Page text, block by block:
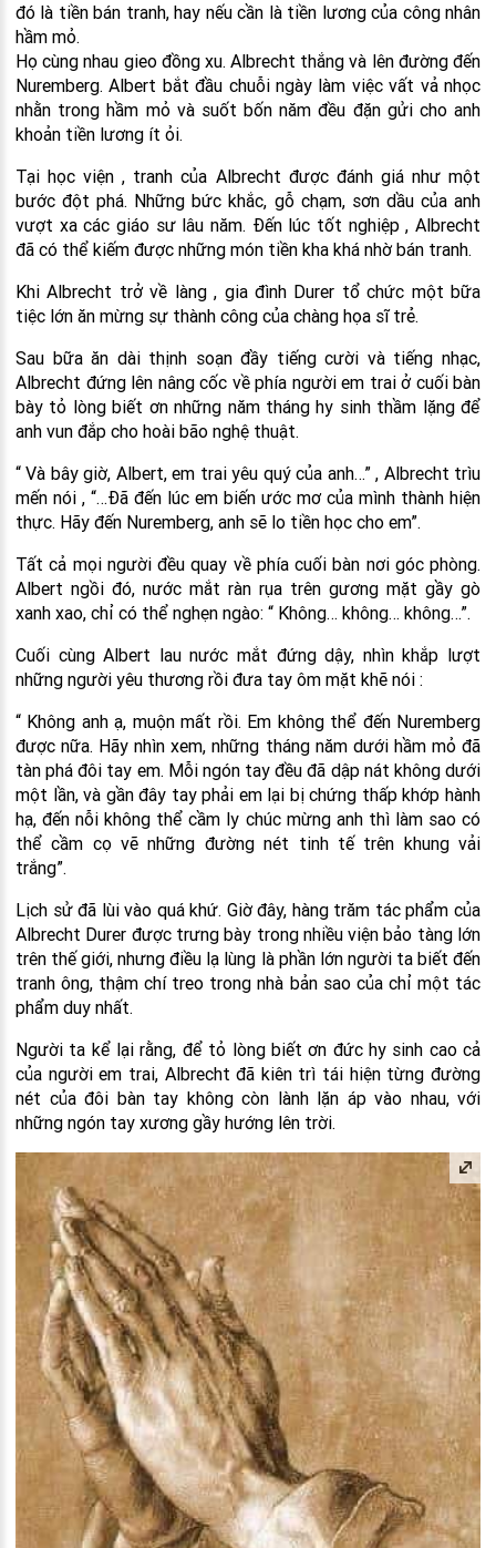
đó là tiền bán tranh, hay nếu cần là tiền lương của công nhân
hầm mỏ.
Họ cùng nhau gieo đồng xu. Albrecht thắng và lên đường đến
Nuremberg. Albert bắt đầu chuỗi ngày làm việc vất vả nhọc
nhằn trong hầm mỏ và suốt bốn năm đều đặn gửi cho anh
khoản tiền lương ít ỏi.
Tại học viện , tranh của Albrecht được đánh giá như một
bước đột phá. Những bức khắc, gỗ chạm, sơn dầu của anh
vượt xa các giáo sư lâu năm. Đến lúc tốt nghiệp , Albrecht
đã có thể kiếm được những món tiền kha khá nhờ bán tranh.
Khi Albrecht trở về làng , gia đình Durer tổ chức một bữa
tiệc lớn ăn mừng sự thành công của chàng họa sĩ trẻ.
Sau bữa ăn dài thịnh soạn đầy tiếng cười và tiếng nhạc,
Albrecht đứng lên nâng cốc về phía người em trai ở cuối bàn
bày tỏ lòng biết ơn những năm tháng hy sinh thầm lặng để
anh vun đắp cho hoài bão nghệ thuật.
“ Và bây giờ, Albert, em trai yêu quý của anh…” , Albrecht trìu
mến nói , “…Đã đến lúc em biến ước mơ của mình thành hiện
thực. Hãy đến Nuremberg, anh sẽ lo tiền học cho em”.
Tất cả mọi người đều quay về phía cuối bàn nơi góc phòng.
Albert ngồi đó, nước mắt ràn rụa trên gương mặt gầy gò
xanh xao, chỉ có thể nghẹn ngào: “ Không… không… không…”.
Cuối cùng Albert lau nước mắt đứng dậy, nhìn khắp lượt
những người yêu thương rồi đưa tay ôm mặt khẽ nói :
“ Không anh ạ, muộn mất rồi. Em không thể đến Nuremberg
được nữa. Hãy nhìn xem, những tháng năm dưới hầm mỏ đã
tàn phá đôi tay em. Mỗi ngón tay đều đã dập nát không dưới
một lần, và gần đây tay phải em lại bị chứng thấp khớp hành
hạ, đến nỗi không thể cầm ly chúc mừng anh thì làm sao có
thể cầm cọ vẽ những đường nét tinh tế trên khung vải
trắng”.
Lịch sử đã lùi vào quá khứ. Giờ đây, hàng trăm tác phẩm của
Albrecht Durer được trưng bày trong nhiều viện bảo tàng lớn
trên thế giới, nhưng điều lạ lùng là phần lớn người ta biết đến
tranh ông, thậm chí treo trong nhà bản sao của chỉ một tác
phẩm duy nhất.
Người ta kể lại rằng, để tỏ lòng biết ơn đức hy sinh cao cả
của người em trai, Albrecht đã kiên trì tái hiện từng đường
nét của đôi bàn tay không còn lành lặn áp vào nhau, với
những ngón tay xương gầy hướng lên trời.